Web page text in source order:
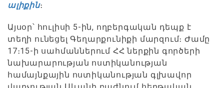
ալիքին։
Այսօր՝ հուլիսի 5-ին, ողբերգական դեպք է
տեղի ունեցել Գեղարքունիքի մարզում։ Ժամը
17։15-ի սահմաններում ՀՀ ներքին գործերի
նախարարության ոստիկանության
համայնքային ոստիկանության գլխավոր